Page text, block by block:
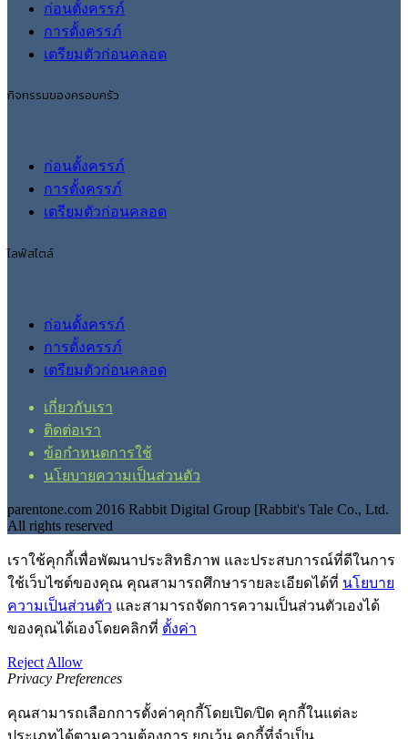
ก่อนตั้งครรภ์
การตั้งครรภ์
เตรียมตัวก่อนคลอด
กิจกรรมของครอบครัว
ก่อนตั้งครรภ์
การตั้งครรภ์
เตรียมตัวก่อนคลอด
ไลฟ์สไตล์
ก่อนตั้งครรภ์
การตั้งครรภ์
เตรียมตัวก่อนคลอด
เกี่ยวกับเรา
ติดต่อเรา
ข้อกำหนดการใช้
นโยบายความเป็นส่วนตัว
parentone.com 2016 Rabbit Digital Group [Rabbit's Tale Co., Ltd.
All rights reserved
เราใช้คุกกี้เพื่อพัฒนาประสิทธิภาพ และประสบการณ์ที่ดีในการ
ใช้เว็บไซต์ของคุณ คุณสามารถศึกษารายละเอียดได้ที่ นโยบาย
ความเป็นส่วนตัว และสามารถจัดการความเป็นส่วนตัวเองได้
ของคุณได้เองโดยคลิกที่ ตั้งค่า
Reject Allow
Privacy Preferences
คุณสามารถเลือกการตั้งค่าคุกกี้โดยเปิด/ปิด คุกกี้ในแต่ละ
ประเภทได้ตามความต้องการ ยกเว้น คุกกี้ที่จำเป็น